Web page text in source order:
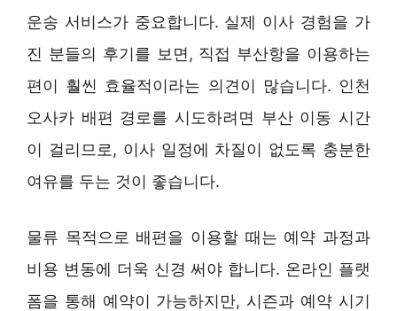
운송 서비스가 중요합니다. 실제 이사 경험을 가
진 분들의 후기를 보면, 직접 부산항을 이용하는
편이 훨씬 효율적이라는 의견이 많습니다. 인천
오사카 배편 경로를 시도하려면 부산 이동 시간
이 걸리므로, 이사 일정에 차질이 없도록 충분한
여유를 두는 것이 좋습니다.
물류 목적으로 배편을 이용할 때는 예약 과정과
비용 변동에 더욱 신경 써야 합니다. 온라인 플랫
폼을 통해 예약이 가능하지만, 시즌과 예약 시기